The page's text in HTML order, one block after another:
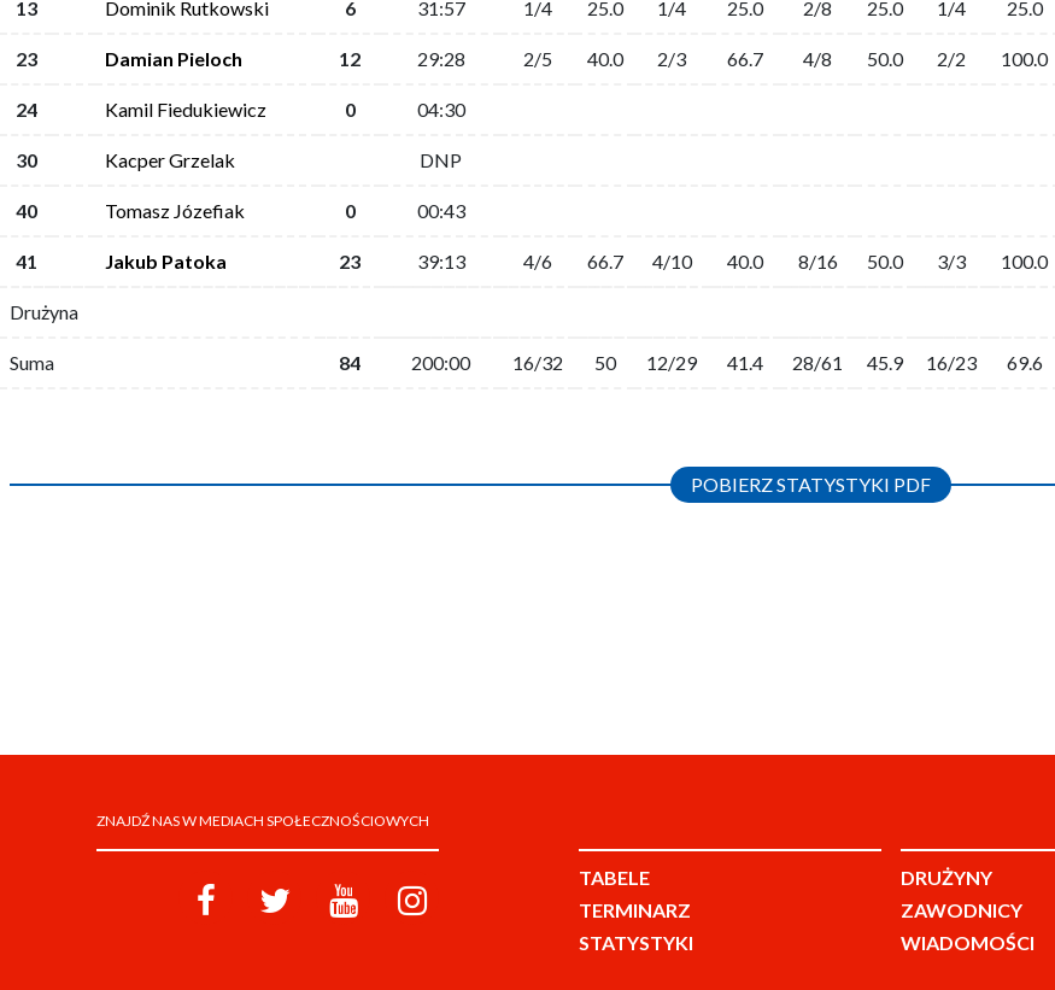
13 Dominik Rutkowski 6 31:57 1/4 25.0 1/4 25.0 2/8 25.0 1/4 25.0
23 Damian Pieloch 12 29:28 2/5 40.0 2/3 66.7 4/8 50.0 2/2 100.0
24 Kamil Fiedukiewicz 0 04:30
30 Kacper Grzelak DNP
40 Tomasz Józefiak 0 00:43
41 Jakub Patoka 23 39:13 4/6 66.7 4/10 40.0 8/16 50.0 3/3 100.0
Drużyna
Suma 84 200:00 16/32 50 12/29 41.4 28/61 45.9 16/23 69.6
POBIERZ STATYSTYKI PDF
ZNAJDŹ NAS W MEDIACH SPOŁECZNOŚCIOWYCH
TABELE
TERMINARZ
STATYSTYKI
DRUŻYNY
ZAWODNICY
WIADOMOŚCI